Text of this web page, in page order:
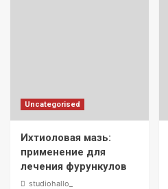
Uncategorised
Ихтиоловая мазь:
применение для
лечения фурункулов
studiohallo_